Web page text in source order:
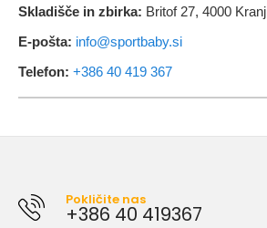
Skladišče in zbirka: Britof 27, 4000 Kranj
E-pošta: info@sportbaby.si
Telefon: +386 40 419 367
Pokličite nas
+386 40 419367